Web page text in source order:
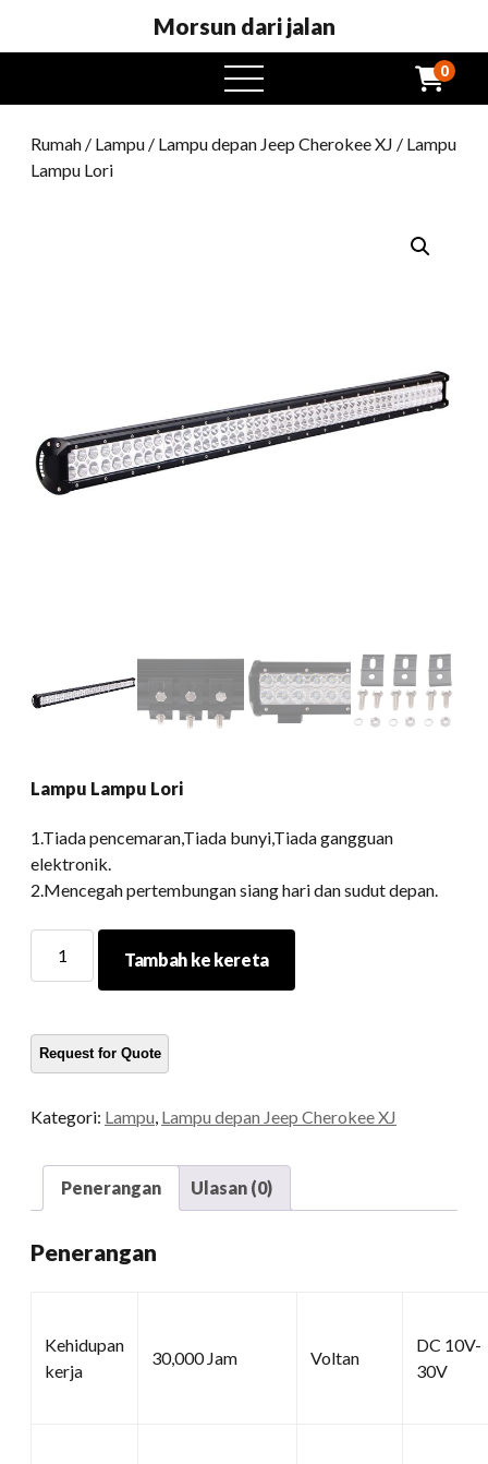
Morsun dari jalan
Buka
menu
0
Rumah / Lampu / Lampu depan Jeep Cherokee XJ / Lampu
Lampu Lori
Lampu Lampu Lori
1.Tiada pencemaran,Tiada bunyi,Tiada gangguan
elektronik.
2.Mencegah pertembungan siang hari dan sudut depan.
Lampu
Tambah ke kereta
Kategori: Lampu Lampu depan Jeep Cherokee XJ
Penerangan Ulasan (0)
Penerangan
Kehidupan
kerja
30,000 Jam Voltan
DC 10V-
30V